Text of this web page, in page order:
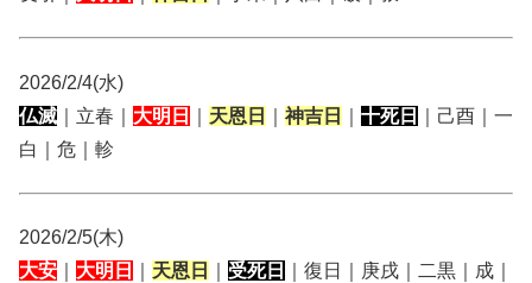
2026/2/4(水)
仏滅 ｜立春｜ 大明日 天恩日 神吉日 十死日
｜己酉｜一
白｜危｜軫
2026/2/5(木)
大安
大明日 天恩日 受死日
｜復日｜庚戌｜二黒｜成｜